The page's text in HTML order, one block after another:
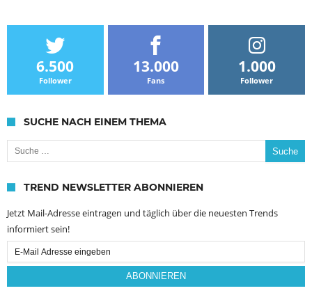
6.500
Follower
13.000
Fans
1.000
Follower
SUCHE NACH EINEM THEMA
Suche nach:
TREND NEWSLETTER ABONNIEREN
Jetzt Mail-Adresse eintragen und täglich über die neuesten Trends
informiert sein!
Email
Subscription
ABONNIEREN